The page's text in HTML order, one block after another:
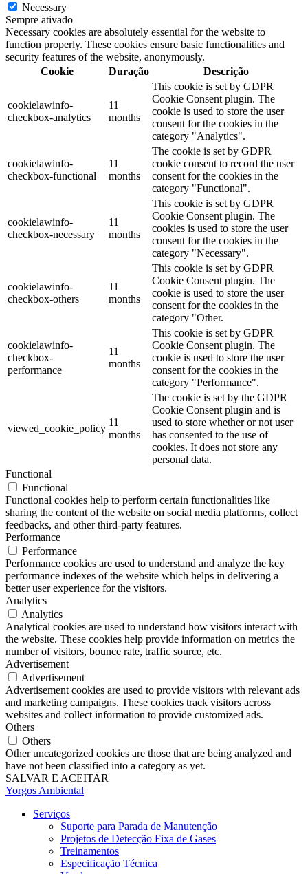
Necessary
Sempre ativado
Necessary cookies are absolutely essential for the website to
function properly. These cookies ensure basic functionalities and
security features of the website, anonymously.
Cookie
Duração Descrição
cookielawinfo-
checkbox-analytics
11
months
This cookie is set by GDPR
Cookie Consent plugin. The
cookie is used to store the user
consent for the cookies in the
category "Analytics".
cookielawinfo-
checkbox-functional
11
months
The cookie is set by GDPR
cookie consent to record the user
consent for the cookies in the
category "Functional".
cookielawinfo-
checkbox-necessary
11
months
This cookie is set by GDPR
Cookie Consent plugin. The
cookies is used to store the user
consent for the cookies in the
category "Necessary".
cookielawinfo-
checkbox-others
11
months
This cookie is set by GDPR
Cookie Consent plugin. The
cookie is used to store the user
consent for the cookies in the
category "Other.
cookielawinfo-
checkbox-
performance
11
months
This cookie is set by GDPR
Cookie Consent plugin. The
cookie is used to store the user
consent for the cookies in the
category "Performance".
viewed_cookie_policy
11
months
The cookie is set by the GDPR
Cookie Consent plugin and is
used to store whether or not user
has consented to the use of
cookies. It does not store any
personal data.
Functional
Functional
Functional cookies help to perform certain functionalities like
sharing the content of the website on social media platforms, collect
feedbacks, and other third-party features.
Performance
Performance
Performance cookies are used to understand and analyze the key
performance indexes of the website which helps in delivering a
better user experience for the visitors.
Analytics
Analytics
Analytical cookies are used to understand how visitors interact with
the website. These cookies help provide information on metrics the
number of visitors, bounce rate, traffic source, etc.
Advertisement
Advertisement
Advertisement cookies are used to provide visitors with relevant ads
and marketing campaigns. These cookies track visitors across
websites and collect information to provide customized ads.
Others
Others
Other uncategorized cookies are those that are being analyzed and
have not been classified into a category as yet.
SALVAR E ACEITAR
Yorgos Ambiental
Serviços
Suporte para Parada de Manutenção
Projetos de Detecção Fixa de Gases
Treinamentos
Especificação Técnica